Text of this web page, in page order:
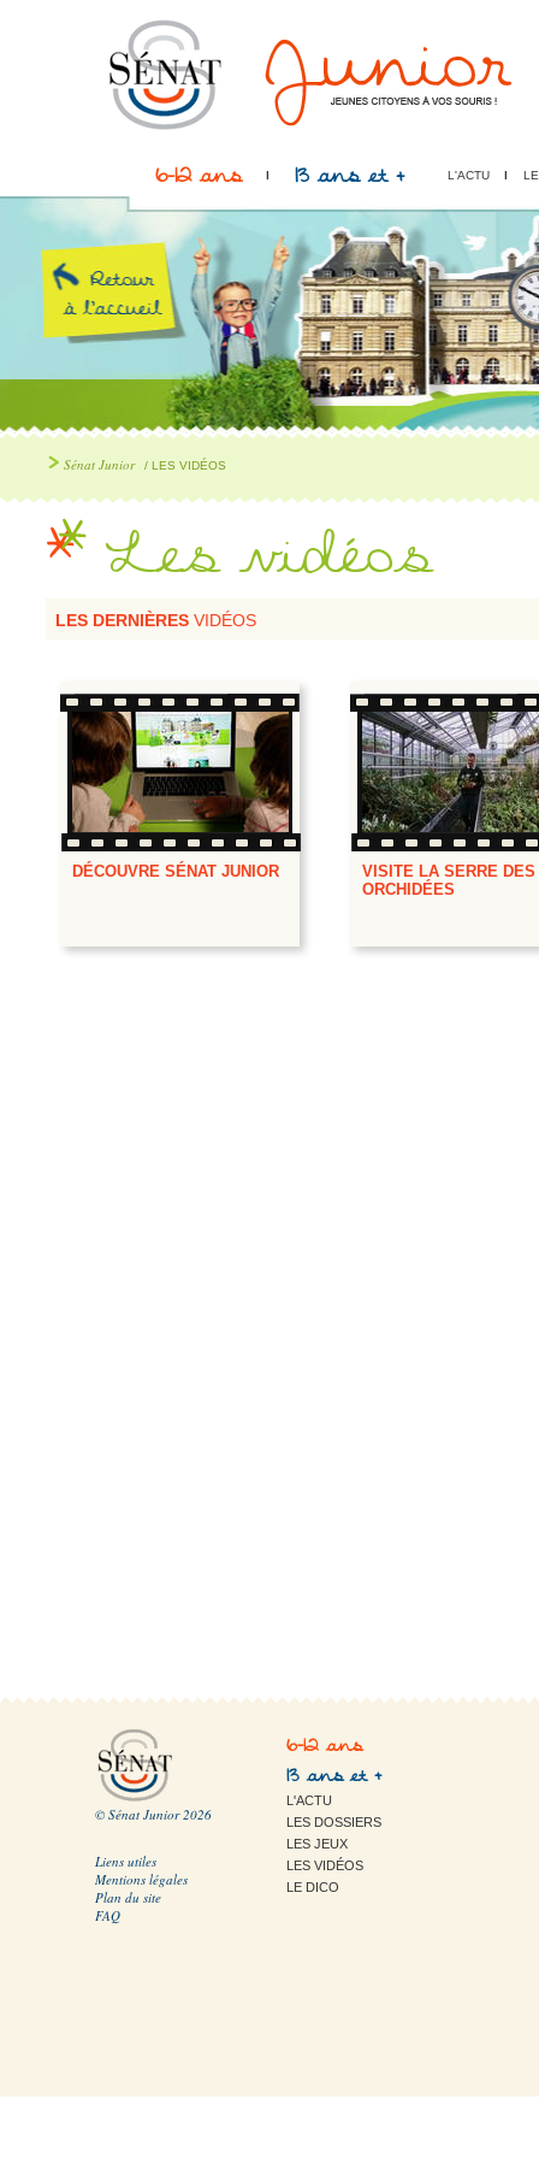
6-12 ans 13 ans et + L'ACTU
Sénat Junior / LES VIDÉOS
Les vidéos
LES DERNIÈRES VIDÉOS
DÉCOUVRE SÉNAT JUNIOR
VISITE LA SERRE DES
ORCHIDÉES
© Sénat Junior 2026
Liens utiles
Mentions légales
Plan du site
FAQ
6-12 ans
13 ans et +
L'ACTU
LES DOSSIERS
LES JEUX
LES VIDÉOS
LE DICO